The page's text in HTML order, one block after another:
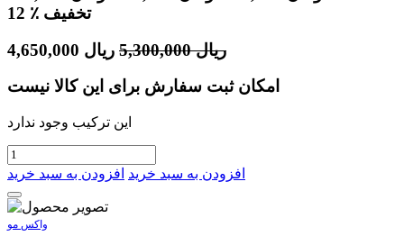
12
٪ تخفیف
4,650,000 ریال 5,300,000 ریال
امکان ثبت سفارش برای این کالا نیست
این ترکیب وجود ندارد
افزودن به سبد خرید افزودن به سبد خرید
واکس مو